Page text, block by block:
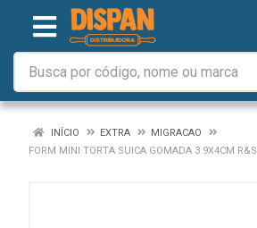
INÍCIO EXTRA
MIGRACAO
FORM MINI TORTA SUICA GOMADA 3 9X4CM R&S